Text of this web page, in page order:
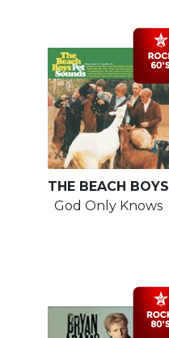
THE BEACH BOYS
God Only Knows